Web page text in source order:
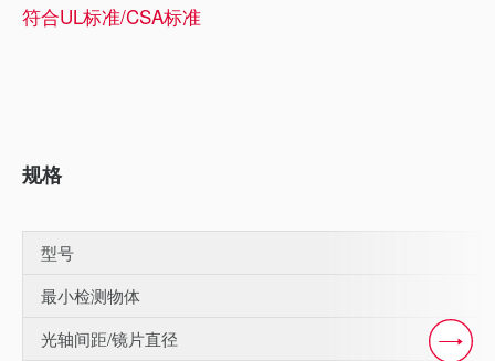
符合UL标准/CSA标准
规格
型号
最小检测物体
光轴间距/镜片直径